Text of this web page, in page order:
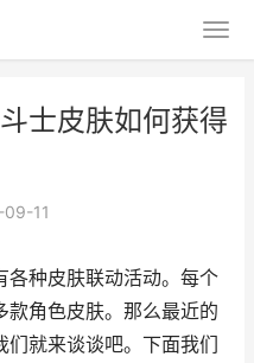
士皮肤如何获得
09-11
各种皮肤联动活动。每个
款角色皮肤。那么最近的
们就来谈谈吧。下面我们